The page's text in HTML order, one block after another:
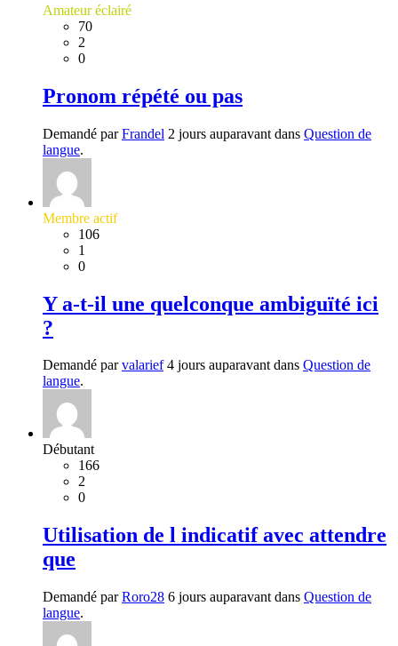
Amateur éclairé
70
2
0
Pronom répété ou pas
Demandé parFrandel 2 jours auparavant dans Question de
langue.
Membre actif
106
1
0
Y a-t-il une quelconque ambiguïté ici
?
Demandé parvalarief4 jours auparavant dans Question de
langue.
Débutant
166
2
0
Utilisation de l indicatif avec attendre
que
Demandé parRoro28 6 jours auparavant dans Question de
langue.